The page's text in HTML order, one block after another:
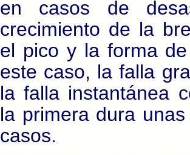
en casos de
crecimiento de la
el pico y la forma
este caso, la falla
la falla instantánea
la primera dura
casos.